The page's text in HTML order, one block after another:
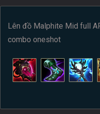
Lên đồ Malphite Mid full
combo oneshot